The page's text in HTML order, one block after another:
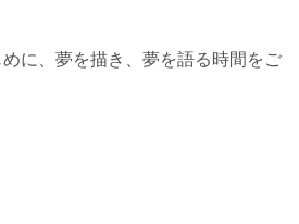
に、夢を描き、夢を語る時間をご